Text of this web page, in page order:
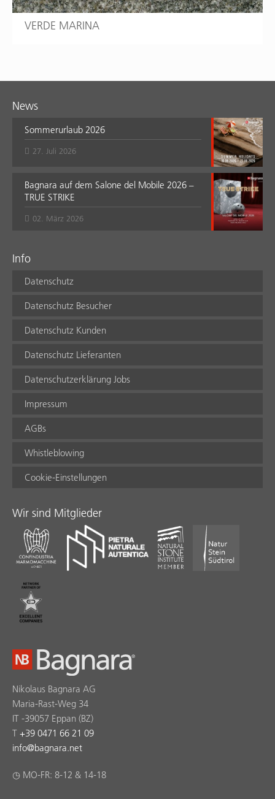
VERDE MARINA
News
Sommerurlaub 2026
27. Juli 2026
Bagnara auf dem Salone del Mobile 2026 –
TRUE STRIKE
02. März 2026
Info
Datenschutz
Datenschutz Besucher
Datenschutz Kunden
Datenschutz Lieferanten
Datenschutzerklärung Jobs
Impressum
AGBs
Whistleblowing
Cookie-Einstellungen
Wir sind Mitglieder
Nikolaus Bagnara AG
Maria-Rast-Weg 34
IT -39057 Eppan (BZ)
T +39 0471 66 21 09
info@bagnara.net
◷ MO-FR: 8-12 & 14-18